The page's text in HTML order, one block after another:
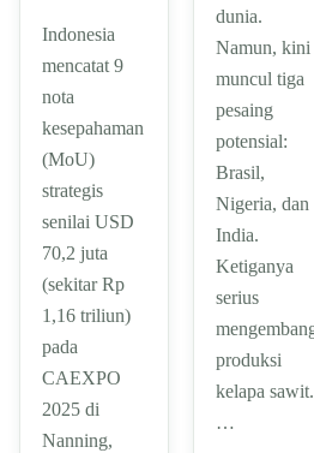
Indonesia
mencatat 9
nota
kesepahaman
(MoU)
strategis
senilai USD
70,2 juta
(sekitar Rp
1,16 triliun)
pada
CAEXPO
2025 di
Nanning,
dunia.
Namun, kini
muncul tiga
pesaing
potensial:
Brasil,
Nigeria, dan
India.
Ketiganya
serius
produksi
kelapa sawit.
…